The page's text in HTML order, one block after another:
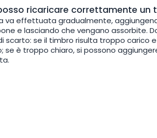
ricaricare correttamente un
va effettuata gradualmente,
e lasciando che vengano assorbite.
scarto: se il timbro risulta troppo carico
se è troppo chiaro, si possono